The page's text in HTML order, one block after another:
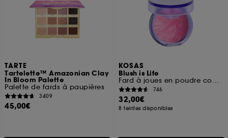
TARTE
Tartelette™ Amazonian Clay
In Bloom Palette
Palette de fards à paupières
3409
45,00€
KOSAS
Blush is Life
Fard à joues en poudre compacte
746
32,00€
8 teintes disponibles